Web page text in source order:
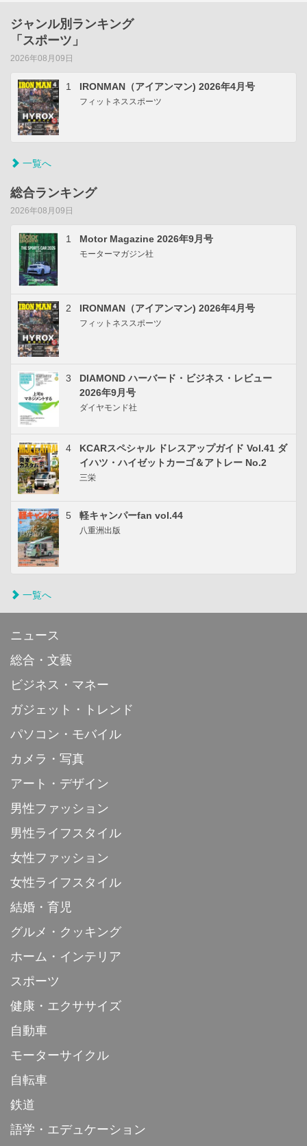
ジャンル別ランキング
「スポーツ」
2026年08月09日
1 IRONMAN（アイアンマン) 2026年4月号
フィットネススポーツ
一覧へ
総合ランキング
2026年08月09日
1 Motor Magazine 2026年9月号
モーターマガジン社
2 IRONMAN（アイアンマン) 2026年4月号
フィットネススポーツ
3
DIAMOND ハーバード・ビジネス・レビュー
2026年9月号
ダイヤモンド社
4
KCARスペシャル ドレスアップガイド Vol.41 ダ
イハツ・ハイゼットカーゴ＆アトレー No.2
三栄
5 軽キャンパーfan vol.44
八重洲出版
一覧へ
ニュース
総合・文藝
ビジネス・マネー
ガジェット・トレンド
パソコン・モバイル
カメラ・写真
アート・デザイン
男性ファッション
男性ライフスタイル
女性ファッション
女性ライフスタイル
結婚・育児
グルメ・クッキング
ホーム・インテリア
スポーツ
健康・エクササイズ
自動車
モーターサイクル
自転車
鉄道
語学・エデュケーション